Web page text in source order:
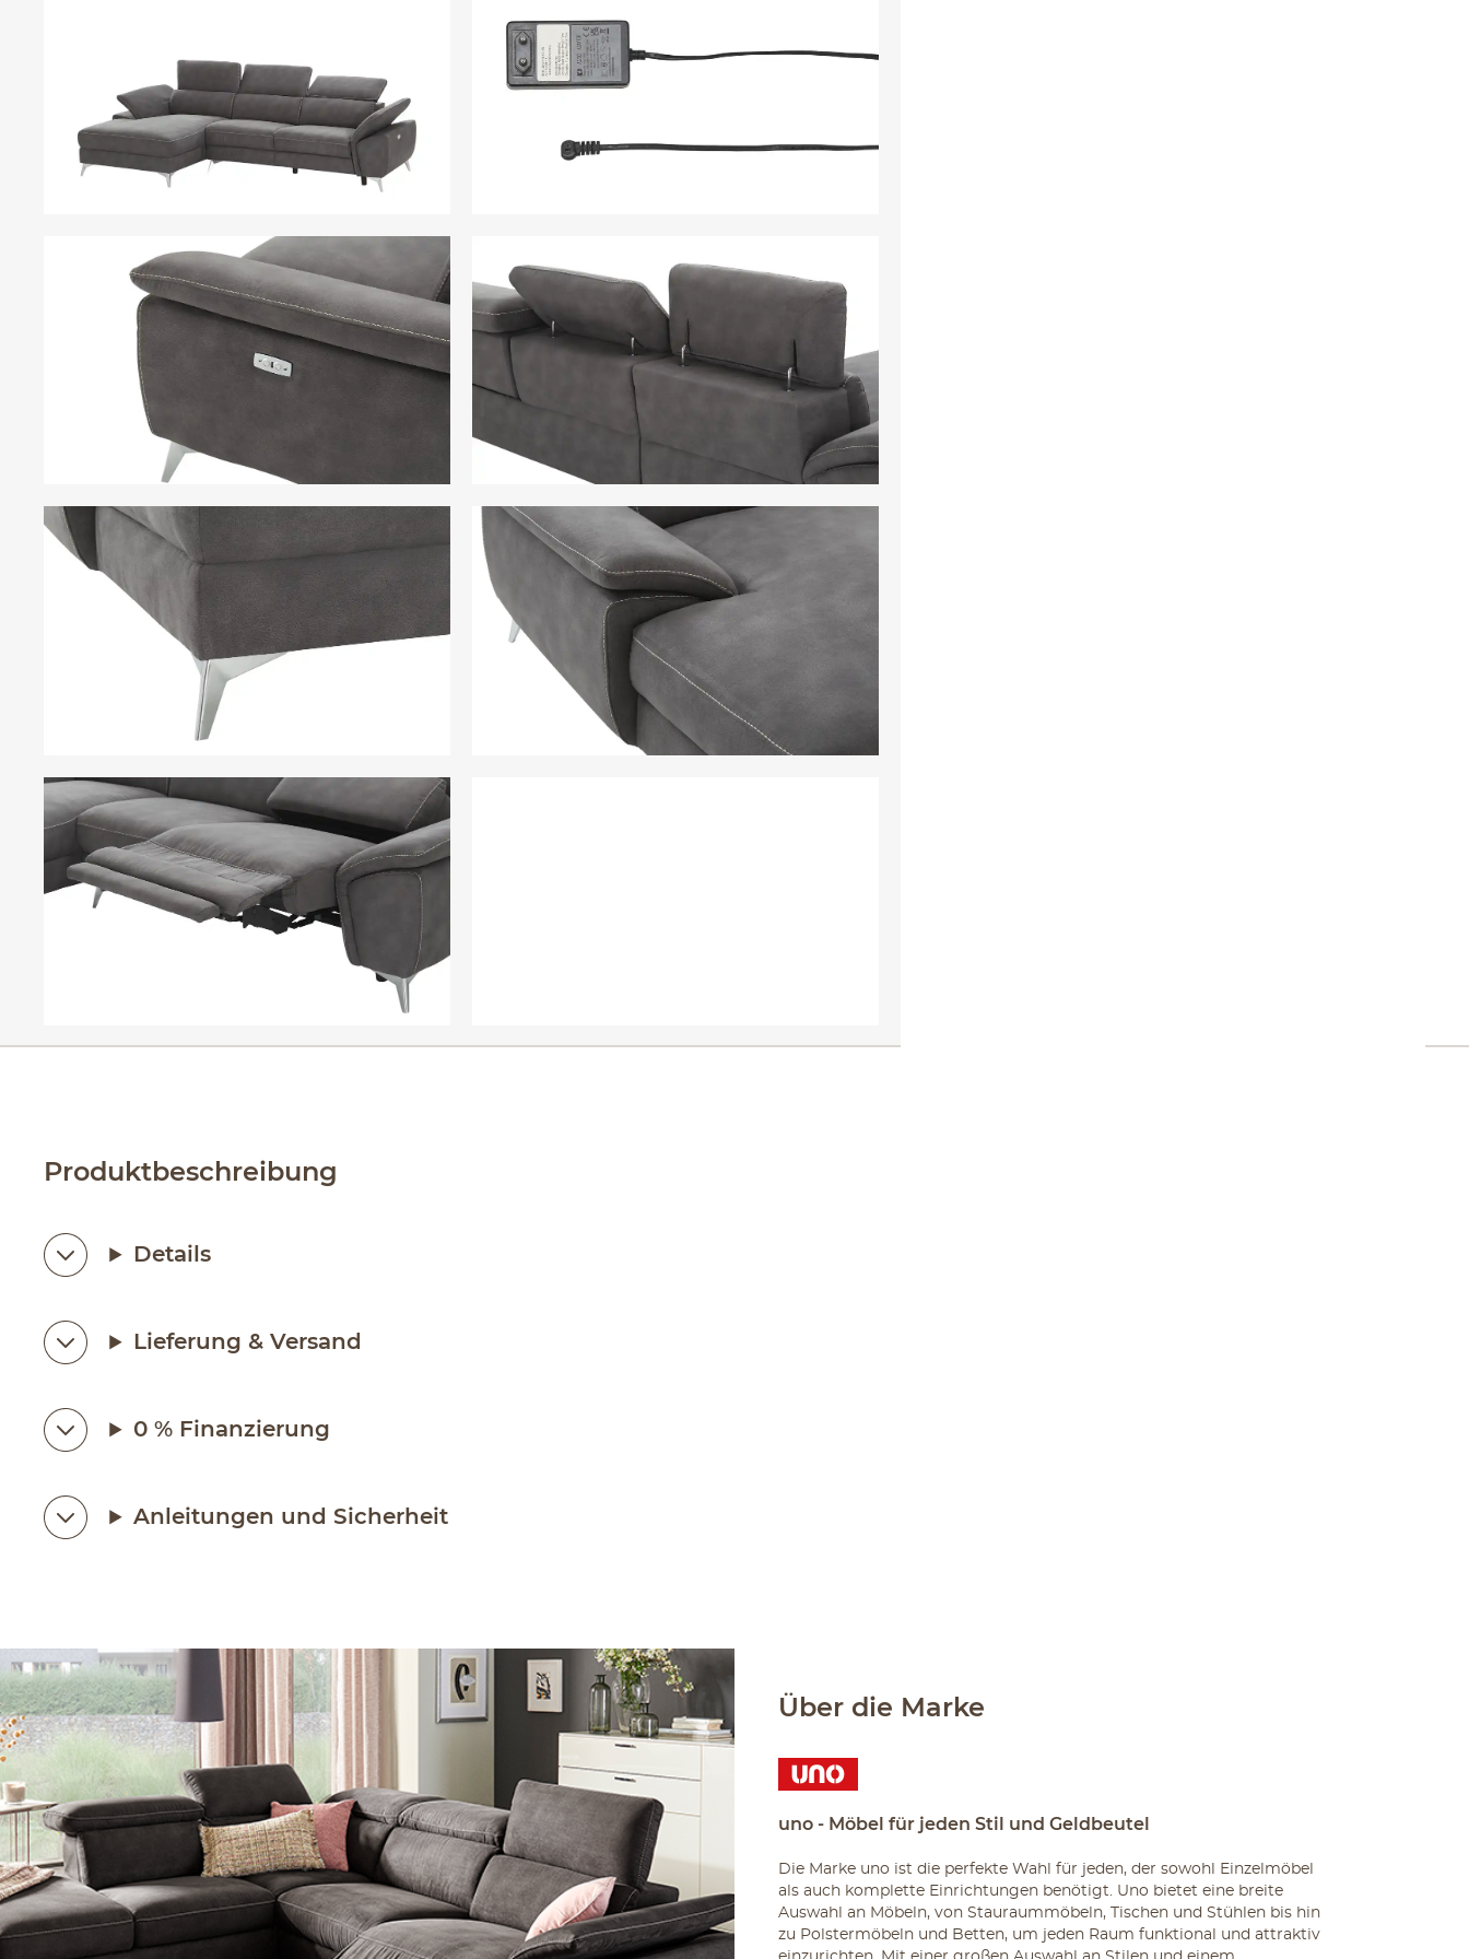
Produktbeschreibung
Details
Lieferung & Versand
0 % Finanzierung
Anleitungen und Sicherheit
Über die Marke
uno - Möbel für jeden Stil und Geldbeutel
Die Marke uno ist die perfekte Wahl für jeden, der sowohl Einzelmöbel
als auch komplette Einrichtungen benötigt. Uno bietet eine breite
Auswahl an Möbeln, von Stauraummöbeln, Tischen und Stühlen bis hin
zu Polstermöbeln und Betten, um jeden Raum funktional und attraktiv